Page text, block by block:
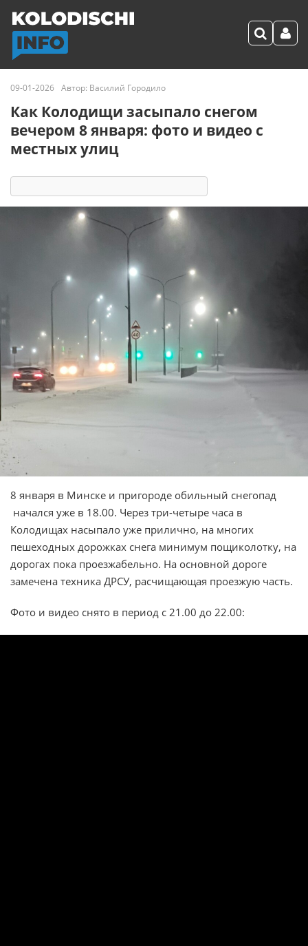
09-01-2026 Автор: Василий Городило
Как Колодищи засыпало снегом
вечером 8 января: фото и видео с
местных улиц
8 января в Минске и пригороде обильный снегопад
начался уже в 18.00. Через три-четыре часа в
Колодищах насыпало уже прилично, на многих
пешеходных дорожках снега минимум пощиколотку, на
дорогах пока проезжабельно. На основной дороге
замечена техника ДРСУ, расчищающая проезжую часть.
Фото и видео снято в период с 21.00 до 22.00: